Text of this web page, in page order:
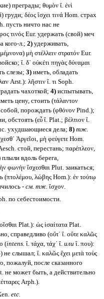
преграды; θυμὸν ἴ. ἐνὶ
δέος ἴσχει τινά Hom. страх
пусть ничто нас не
τινός Eur. удержать (свой) меч
кого-л.; 2)удерживать,
μὴ στέλλειν στρατόν Eur.
ἴ. δ᾽ οὐκέτι πηγὰς δύναμαι
слезы; 3)иметь, обладать
Arst.): λῆστιν ἴ. τι Soph.
чахоткой; 4)испытывать,
цену, стоить (τάλαντον
порождать (φθόνον Pind.);
(εὖ ἴ. Plat.; βέλτιον ἴ.
ухудшающиеся дела; 8) тж.
Ἀργεῖοι, μὴ φεύγετε Hom.
стой, перестань; παρέπλεον,
плыли вдоль берега,
φωνὴν ἴσχεσθαι Plut. заикаться;
(πτολέμου, λώβης Hom.): ἐν τούτῳ
-см. тж. ἴσχον.
по себестоимости.
Plat.): ὡς ἰσαίτατα Plat.
справедливо (οὔτ᾽ ἴ. οὔτε καλῶς
(intens. ἴ. τάχα, τάχ᾽ ἴ. или ἴ. που):
слышал; ἴ. καλῶς ἔχει μετὰ τοὺς
пожалуй, после сказанного
не может быть, а действительно
Arph.).
etc.